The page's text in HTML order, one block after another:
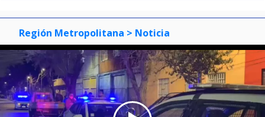
Región Metropolitana > Noticia